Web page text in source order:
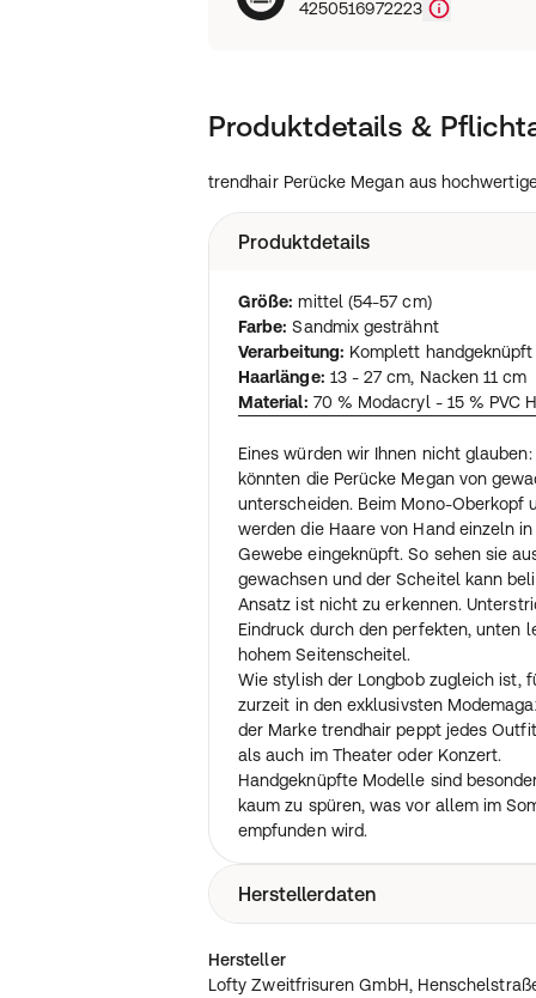
4250516972223
Produktdetails &
trendhair Perücke Megan aus
Produktdetails
Größe: mittel (54-57 cm)
Farbe: Sandmix gesträhnt
Verarbeitung: Komplett
Haarlänge: 13 - 27 cm, Nacken 11 cm
Material: 70 % Modacryl - 15 % PVC
Eines würden wir Ihnen nicht
könnten die Perücke Megan von
unterscheiden. Beim Mono-Oberkopf
werden die Haare von Hand einzeln
Gewebe eingeknüpft. So sehen sie
gewachsen und der Scheitel kann
Ansatz ist nicht zu erkennen.
Eindruck durch den perfekten, unten
hohem Seitenscheitel.
Wie stylish der Longbob zugleich ist,
zurzeit in den exklusivsten
der Marke trendhair peppt jedes
als auch im Theater oder Konzert.
Handgeknüpfte Modelle sind
kaum zu spüren, was vor allem im
empfunden wird.
Herstellerdaten
Lofty Zweitfrisuren GmbH,
info@lofty.de
Hersteller
Lofty Zweitfrisuren GmbH,